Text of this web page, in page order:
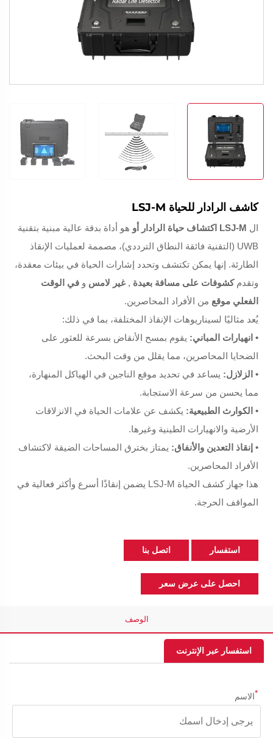
كاشف الرادار للحياة LSJ-M
ال LSJ-M اكتشاف حياة الرادارأوهو أداة بدقة عالية مبنية بتقنية
UWB (التقنية فائقة النطاق الترددي)، مصممة لعمليات الإنقاذ
الطارئة. إنهايمكنتكتشف وتحدد إشارات الحياة في بيئات معقدة،
وتقدمكشوفات على مسافة بعيدة, غير لامسو في الوقت
الفعليموقعمن الأفراد المحاصرين.
يُعد مثاليًا لسيناريوهات الإنقاذ المختلفة، بما في ذلك:
• انهيارات المباني:يقوم بمسح الأنقاض بسرعة للعثور على
الضحايا المحاصرين، مما يقلل من وقت البحث.
• الزلازل:يساعد في تحديد موقع الناجين في الهياكل المنهارة،
مما يحسن من سرعة الاستجابة.
• الكوارث الطبيعية:يكشف عن علامات الحياة في الانزلاقات
الأرضية والانهيارات الطينية وغيرها.
• إنقاذ التعدين والأنفاق:يمتاز بخترق المساحات الضيقة لاكتشاف
الأفراد المحاصرين.
هذاجهاز كشف الحياة LSJ-M
يضمن إنقاذًا أسرع وأكثر فعالية في
المواقف الحرجة.
استفسار اتصل بنا
احصل على عرض سعر
الوصف
استفسار عبر الإنترنت
الاسم